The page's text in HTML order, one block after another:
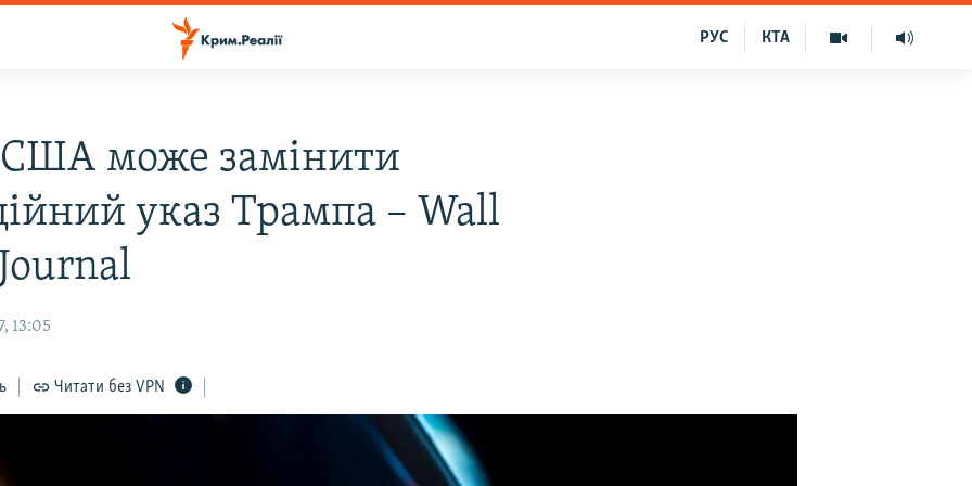
КТА
РУС
США може замінити
указ Трампа – Wall
13:05
Читати без VPN